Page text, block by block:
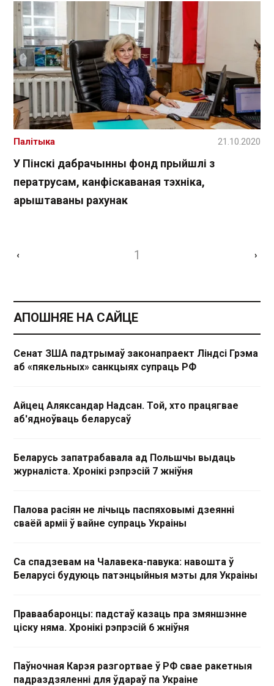
У Пінскі дабрачынны фонд прыйшлі з
ператрусам, канфіскаваная тэхніка,
арыштаваны рахунак
Палітыка 21.10.2020
‹ 1 ›
АПОШНЯЕ НА САЙЦЕ
Сенат ЗША падтрымаў законапраект Ліндсі Грэма
аб «пякельных» санкцыях супраць РФ
Айцец Аляксандар Надсан. Той, хто працягвае
аб'ядноўваць беларусаў
Беларусь запатрабавала ад Польшчы выдаць
журналіста. Хронікі рэпрэсій 7 жніўня
Палова расіян не лічыць паспяховымі дзеянні
сваёй арміі ў вайне супраць Украіны
Са спадзевам на Чалавека-павука: навошта ў
Беларусі будуюць патэнцыйныя мэты для Украіны
Праваабаронцы: падстаў казаць пра змяншэнне
ціску няма. Хронікі рэпрэсій 6 жніўня
Паўночная Карэя разгортвае ў РФ свае ракетныя
падраздзяленні для ўдараў па Украіне